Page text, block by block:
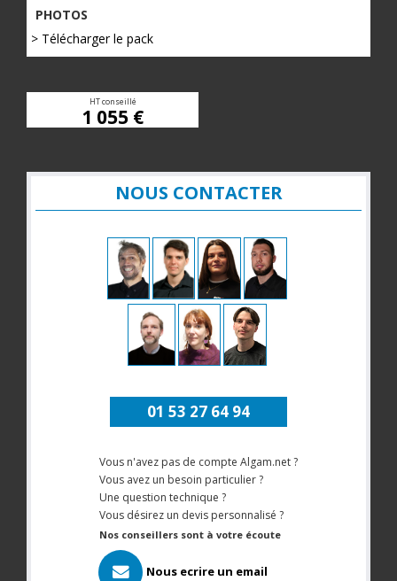
PHOTOS
> Télécharger le pack
HT conseillé
1 055 €
NOUS CONTACTER
01 53 27 64 94
Vous n'avez pas de compte Algam.net ?
Vous avez un besoin particulier ?
Une question technique ?
Vous désirez un devis personnalisé ?
Nos conseillers sont à votre écoute
Nous ecrire un email